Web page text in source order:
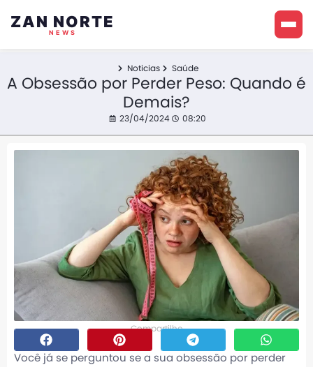
ZAN NORTE
NEWS
Noticias Saúde
A Obsessão por Perder Peso: Quando é
Demais?
23/04/2024 08:20
Compartilhe
Você já se perguntou se a sua obsessão por perder